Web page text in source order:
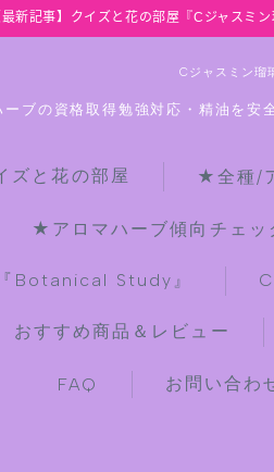
最新記事】クイズと花の部屋『Cジャス
Cジャスミン瑠
ブの資格取得勉強対応・精油を
ズと花の部屋 ★全種/
★アロマハーブ傾向チェッ
Botanical Study』
おすすめ商品＆レビュー
FAQ お問い合わ
【最新】クイズと花の
★全種/アロマハーブ